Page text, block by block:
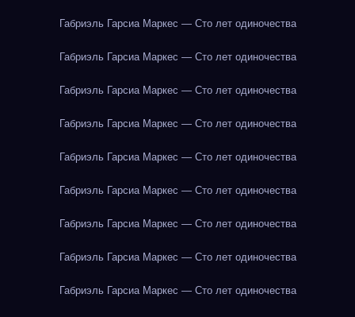
Габриэль Гарсиа Маркес — Сто лет одиночества
Габриэль Гарсиа Маркес — Сто лет одиночества
Габриэль Гарсиа Маркес — Сто лет одиночества
Габриэль Гарсиа Маркес — Сто лет одиночества
Габриэль Гарсиа Маркес — Сто лет одиночества
Габриэль Гарсиа Маркес — Сто лет одиночества
Габриэль Гарсиа Маркес — Сто лет одиночества
Габриэль Гарсиа Маркес — Сто лет одиночества
Габриэль Гарсиа Маркес — Сто лет одиночества